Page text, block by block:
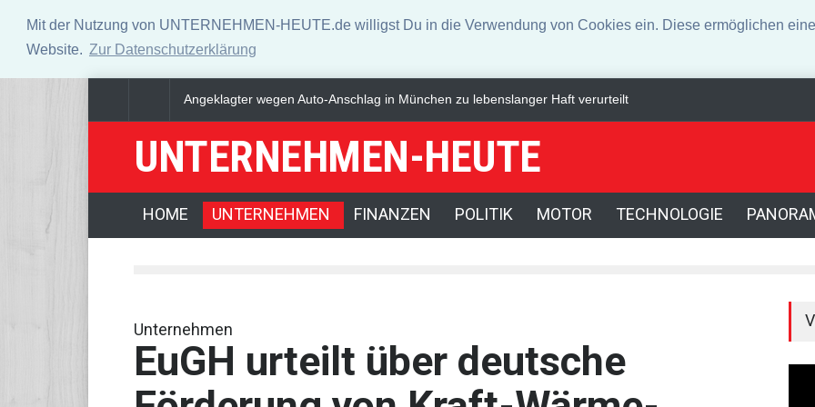
Mit der Nutzung von UNTERNEHMEN-HEUTE.de willigst Du in die Verwendung von Cookies ein. Diese ermöglichen
Website. Zur Datenschutzerklärung
''Rente mit 63'': Unionsfraktionschef Frei offen für Härtefall- und Übergangslösungen US-Börsen legen zu
UNTERNEHMEN-HEUTE
HOME UNTERNEHMEN FINANZEN POLITIK MOTOR TECHNOLOGIE
Unternehmen
EuGH urteilt über deutsche